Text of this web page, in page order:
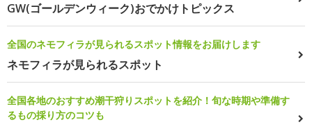
GW(ゴールデンウィーク)おでかけトピックス
全国のネモフィラが見られるスポット情報をお届けします
ネモフィラが見られるスポット
全国各地のおすすめ潮干狩りスポットを紹介！旬な時期や準備す
るもの採り方のコツも